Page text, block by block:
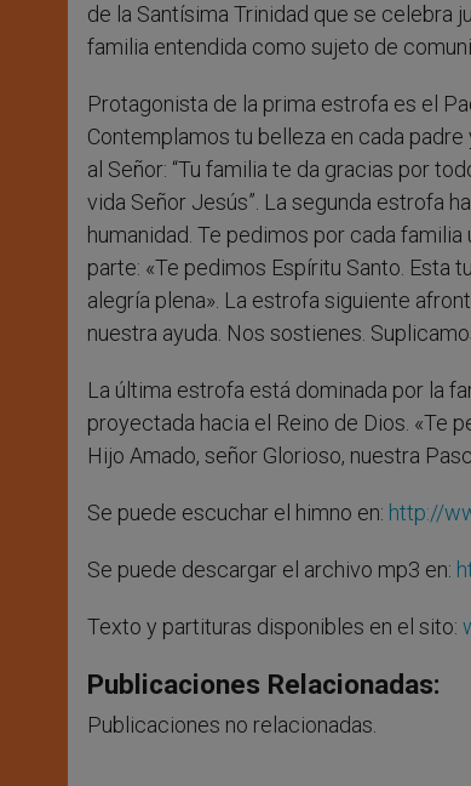
de la Santísima Trinidad que se celebra
familia entendida como sujeto de
Protagonista de la prima estrofa es el
Contemplamos tu belleza en cada
al Señor: “Tu familia te da gracias por
vida Señor Jesús”. La segunda estrofa
humanidad. Te pedimos por cada
parte: «Te pedimos Espíritu Santo. Esta
alegría plena». La estrofa siguiente
nuestra ayuda. Nos sostienes.
La última estrofa está dominada por la
proyectada hacia el Reino de Dios. «Te
Hijo Amado, señor Glorioso, nuestra
Se puede escuchar el himno en: http://
Se puede descargar el archivo mp3 en:
Texto y partituras disponibles en el sito:
Publicaciones Relacionadas:
Publicaciones no relacionadas.